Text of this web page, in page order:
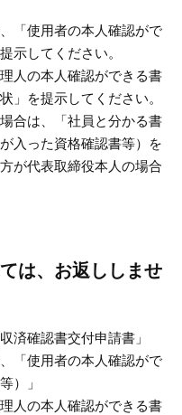
「使用者の本人確認がで
示してください。
人の本人確認ができる書
」を提示してください。
合は、「社員と分かる書
入った資格確認書等）を
が代表取締役本人の場合
は、お返ししませ
済確認書交付申請書」
「使用者の本人確認がで
）」
人の本人確認ができる書